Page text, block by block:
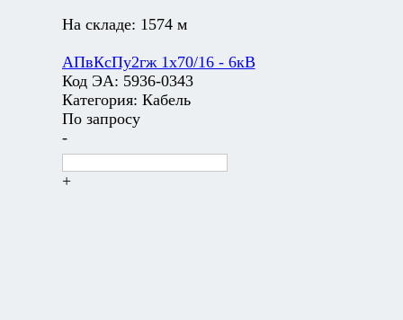
На складе: 1574 м
АПвКсПу2гж 1х70/16 - 6кВ
Код ЭА: 5936-0343
Категория: Кабель
По запросу
-
+